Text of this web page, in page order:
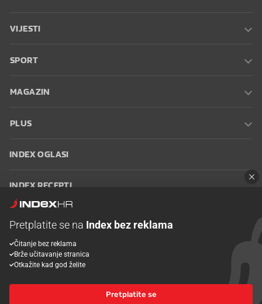
VIJESTI
SPORT
MAGAZIN
PLUS
INDEX OGLASI
INDEX RECEPTI
Oglašavanje Zaposli se na Indexu
korištenja
Postavke kolačića
Pretplatite se na Index bez reklama
Čitanje bez reklama
Brže učitavanje stranica
Otkažite kad god želite
Pretplatite se